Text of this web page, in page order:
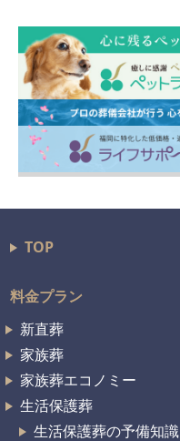
TOP
料金プラン
新直葬
家族葬
家族葬エコノミー
生活保護葬
生活保護葬の予備知識